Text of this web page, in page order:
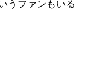
うファンもいる